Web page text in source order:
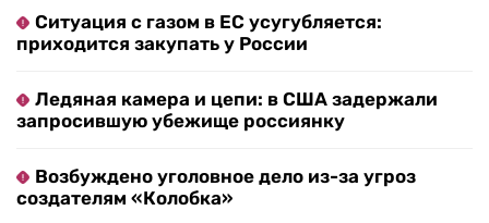
Ситуация с газом в ЕС усугубляется:
приходится закупать у России
Ледяная камера и цепи: в США задержали
запросившую убежище россиянку
Возбуждено уголовное дело из-за угроз
создателям «Колобка»